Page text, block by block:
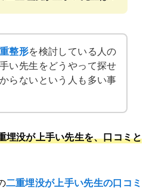
整形を検討している人の
い先生をどうやって探せ
らないという人も多い事
埋没が上手い先生を、口コミと
二重埋没が上手い先生の口コミ